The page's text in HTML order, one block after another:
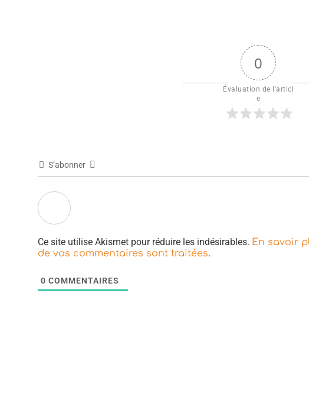
0
Évaluation de l'articl
e
S’abonner
Ce site utilise Akismet pour réduire les indésirables. En savoir
de vos commentaires sont traitées.
0 COMMENTAIRES